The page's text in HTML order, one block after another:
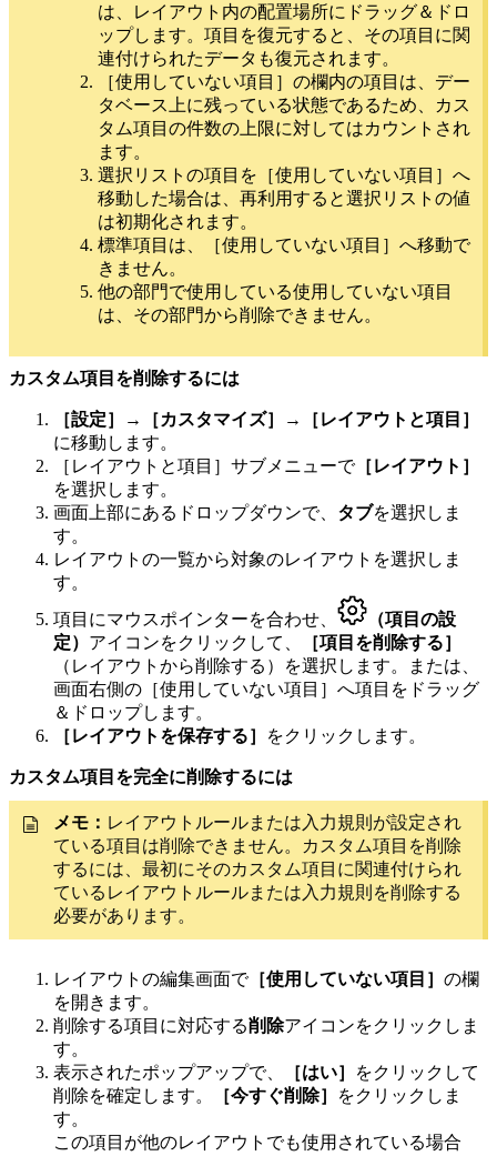
は、レイアウト内の配置場所にドラッグ＆ドロ
ップします。項目を復元すると、その項目に関
連付けられたデータも復元されます。
［使用していない項目］の欄内の項目は、デー
タベース上に残っている状態であるため、カス
タム項目の件数の上限に対してはカウントされ
ます。
選択リストの項目を［使用していない項目］へ
移動した場合は、再利用すると選択リストの値
は初期化されます。
標準項目は、［使用していない項目］へ移動で
きません。
他の部門で使用している使用していない項目
は、その部門から削除できません。
カスタム項目を削除するには
［設定］→［カスタマイズ］→［レイアウトと項目］
に移動します。
［レイアウトと項目］サブメニューで［レイアウト］
を選択します。
画面上部にあるドロップダウンで、 タブを選択しま
す。
レイアウトの一覧から対象のレイアウトを選択しま
す。
項目にマウスポインターを合わせ、
（項目の設
定） アイコンをクリックして、
［項目を削除する］
（レイアウトから削除する）を選択します。または、
画面右側の［使用していない項目］へ項目をドラッグ
＆ドロップします。
［レイアウトを保存する］
をクリックします。
カスタム項目を完全に削除するには
メモ： レイアウトルールまたは入力規則が設定され
ている項目は削除できません。カスタム項目を削除
するには、最初にそのカスタム項目に関連付けられ
ているレイアウトルールまたは入力規則を削除する
必要があります。
レイアウトの編集画面で［使用していない項目］ の欄
を開きます。
削除する項目に対応する削除アイコンをクリックしま
す。
表示されたポップアップで、
［はい］
をクリックして
削除を確定します。
［今すぐ削除］
をクリックしま
す。
この項目が他のレイアウトでも使用されている場合